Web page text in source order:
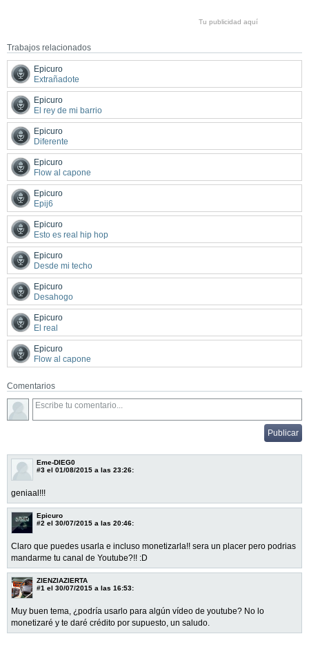
Tu publicidad aquí
Trabajos relacionados
Epicuro
Extrañadote
Epicuro
El rey de mi barrio
Epicuro
Diferente
Epicuro
Flow al capone
Epicuro
Epij6
Epicuro
Esto es real hip hop
Epicuro
Desde mi techo
Epicuro
Desahogo
Epicuro
El real
Epicuro
Flow al capone
Comentarios
Eme-DIEG0
#3 el 01/08/2015 a las 23:26:
geniaal!!!
Epicuro
#2 el 30/07/2015 a las 20:46:
Claro que puedes usarla e incluso monetizarla!! sera un placer pero podrias
mandarme tu canal de Youtube?!! :D
ZIENZIAZIERTA
#1 el 30/07/2015 a las 16:53:
Muy buen tema, ¿podría usarlo para algún vídeo de youtube? No lo
monetizaré y te daré crédito por supuesto, un saludo.